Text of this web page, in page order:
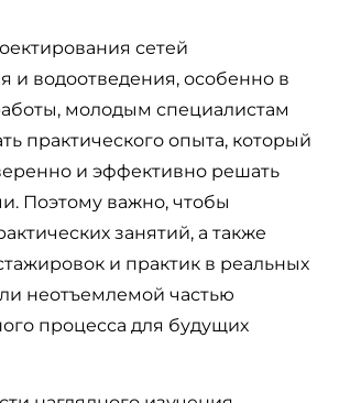
сетей
и водоотведения, особенно в
молодым специалистам
практического опыта, который
и эффективно решать
Поэтому важно, чтобы
занятий, а также
и практик в реальных
неотъемлемой частью
процесса для будущих